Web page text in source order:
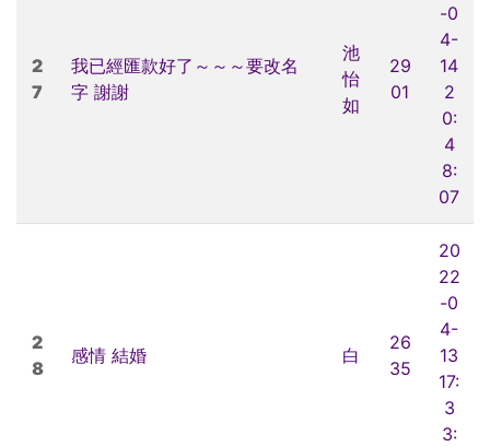
2
7
我已經匯款好了～～～要改名
字 謝謝
池
怡
如
29
01
-0
4-
14
2
0:
4
8:
07
2
8
感情 結婚 白
26
35
20
22
-0
4-
13
17:
3
3: